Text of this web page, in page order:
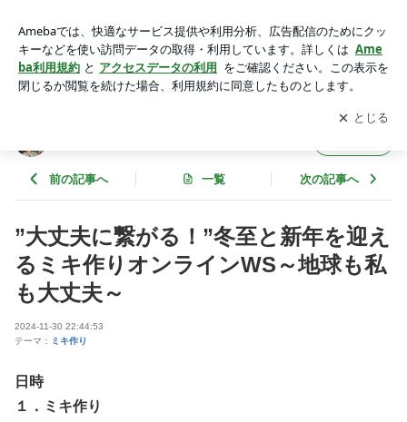
S～地球も私も大丈夫～ | 私の真実に出会う’ミキ’の旅
アプリをダウンロードして ブログの更新通知
を受け取りまし
ょう。
開く
前の記事へ 一覧 次の記事へ
”大丈夫に繋がる！”冬至と新年を迎え
るミキ作りオンラインWS～地球も私
も大丈夫～
2024-11-30 22:44:53
テーマ： ミキ作り
日時
１． ミキ作り